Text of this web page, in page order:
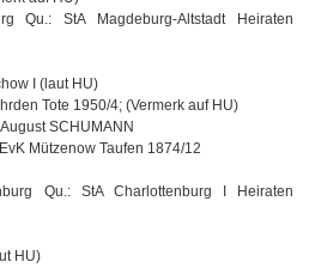
Qu.: StA Magdeburg-Altstadt Heiraten
I (laut HU)
Tote 1950/4; (Vermerk auf HU)
SCHUMANN
Mützenow Taufen 1874/12
Qu.: StA Charlottenburg I Heiraten
HU)